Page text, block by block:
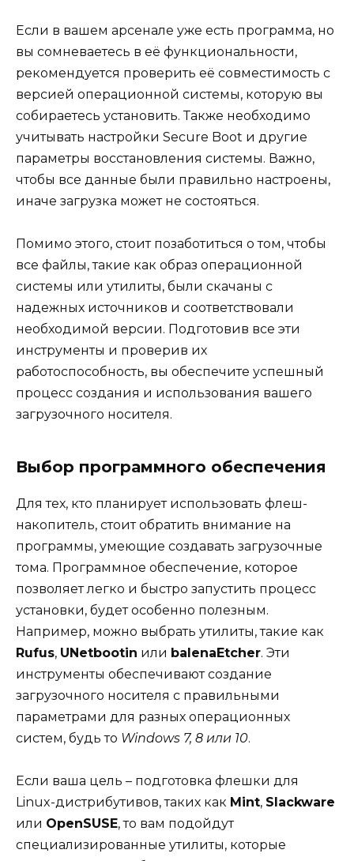
Если в вашем арсенале уже есть программа, но
вы сомневаетесь в её функциональности,
рекомендуется проверить её совместимость с
версией операционной системы, которую вы
собираетесь установить. Также необходимо
учитывать настройки Secure Boot и другие
параметры восстановления системы. Важно,
чтобы все данные были правильно настроены,
иначе загрузка может не состояться.
Помимо этого, стоит позаботиться о том, чтобы
все файлы, такие как образ операционной
системы или утилиты, были скачаны с
надежных источников и соответствовали
необходимой версии. Подготовив все эти
инструменты и проверив их
работоспособность, вы обеспечите успешный
процесс создания и использования вашего
загрузочного носителя.
Выбор программного обеспечения
Для тех, кто планирует использовать флеш-
накопитель, стоит обратить внимание на
программы, умеющие создавать загрузочные
тома. Программное обеспечение, которое
позволяет легко и быстро запустить процесс
установки, будет особенно полезным.
Например, можно выбрать утилиты, такие как
Rufus, UNetbootin или balenaEtcher. Эти
инструменты обеспечивают создание
загрузочного носителя с правильными
параметрами для разных операционных
систем, будь то Windows 7, 8 или 10.
Если ваша цель – подготовка флешки для
Linux-дистрибутивов, таких как Mint, Slackware
или OpenSUSE, то вам подойдут
специализированные утилиты, которые